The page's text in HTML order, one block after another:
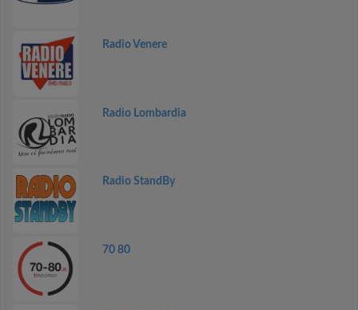
Radio Venere
Radio Lombardia
Radio StandBy
70 80